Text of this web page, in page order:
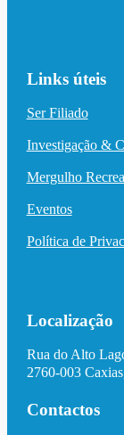
Links úteis
Ser Filiado
Investigação &
Mergulho
Eventos
Política de
Localização
Rua do Alto
2760-003
Contactos